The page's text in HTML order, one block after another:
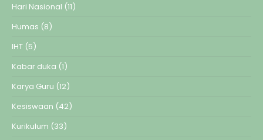
Hari Nasional (11)
Humas (8)
IHT (5)
Kabar duka (1)
Karya Guru (12)
Kesiswaan (42)
Kurikulum (33)